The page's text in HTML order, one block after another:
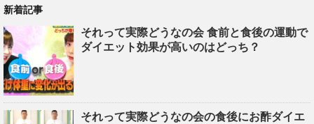
新着記事
それって実際どうなの会 食前と食後の運動で
ダイエット効果が高いのはどっち？
それって実際どうなの会の食後にお酢ダイエ